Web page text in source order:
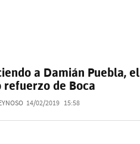
a Damián Puebla, el
refuerzo de Boca
14/02/2019 15:58